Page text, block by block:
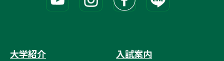
大学紹介 入試案内